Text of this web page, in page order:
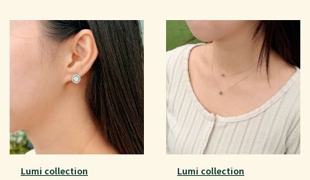
Lumi collection Lumi collection